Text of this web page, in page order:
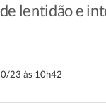
lentidão e
23 às 10h42